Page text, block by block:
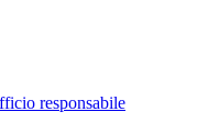
responsabile